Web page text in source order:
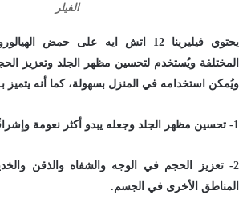
الفيلر
يحتوي فيليرينا 12 اتش ايه على حمض
المختلفة ويُستخدم لتحسين مظهر الجلد وتعزيز
ويُمكن استخدامه في المنزل بسهولة، كما أنه يتميز
1- تحسين مظهر الجلد وجعله يبدو أكثر نعومة وإشراقًا.
2- تعزيز الحجم في الوجه والشفاه والذقن
المناطق الأخرى في الجسم.